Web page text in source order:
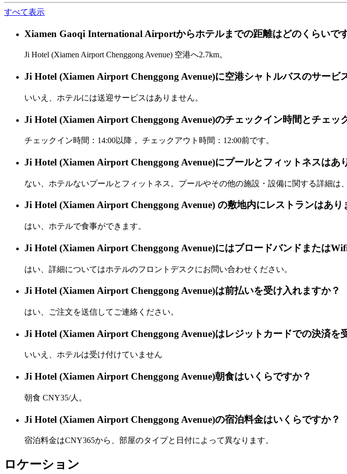
すべて表示
Xiamen Gaoqi International Airportからホテルまでの距離はどのくらいで
Ji Hotel (Xiamen Airport Chenggong Avenue) 空港へ2.7km。
Ji Hotel (Xiamen Airport Chenggong Avenue)に空港シャトルバスのサービ
いいえ、ホテルには送迎サービスはありません。
Ji Hotel (Xiamen Airport Chenggong Avenue)のチェックイン時間とチェッ
チェックイン時間：14:00以降， チェックアウト時間：12:00前です。
Ji Hotel (Xiamen Airport Chenggong Avenue)にプールとフィットネスはあ
ない、ホテルないプールとフィットネス。プールやその他の施設・設備に関する詳細は
Ji Hotel (Xiamen Airport Chenggong Avenue) の敷地内にレストランはあり
はい、ホテルで食事ができます。
Ji Hotel (Xiamen Airport Chenggong Avenue)にはブロードバンドまたは
はい、詳細についてはホテルのフロントデスクにお問い合わせください。
Ji Hotel (Xiamen Airport Chenggong Avenue)は前払いを受け入れますか？
はい、ご注文を送信してご連絡ください。
Ji Hotel (Xiamen Airport Chenggong Avenue)はレジットカードでの決済を
いいえ、ホテルは受け付けていません
Ji Hotel (Xiamen Airport Chenggong Avenue)朝食はいくらですか？
朝食 CNY35/人。
Ji Hotel (Xiamen Airport Chenggong Avenue)の宿泊料金はいくらですか？
宿泊料金はCNY365から、部屋のタイプと日付によって異なります。
ロケーション